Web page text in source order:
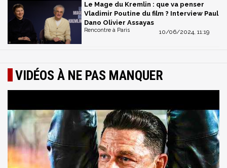
Le Mage du Kremlin : que va penser
Vladimir Poutine du film ? Interview Paul
Dano Olivier Assayas
10/06/2024, 11:19
Rencontre à Paris
VIDÉOS À NE PAS MANQUER